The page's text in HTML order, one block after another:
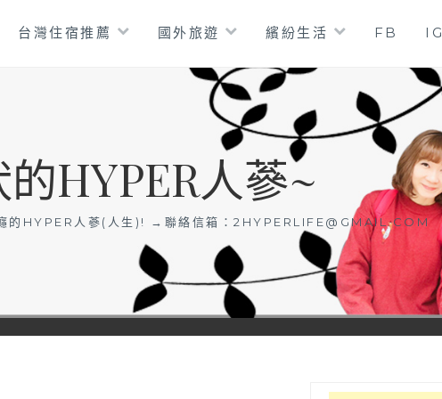
台灣住宿推薦 國外旅遊 繽紛生活 FB IG
HYPER人蔘~
的HYPER人蔘(人生)! →聯絡信箱： 2HYPERLIFE@GMAIL.COM